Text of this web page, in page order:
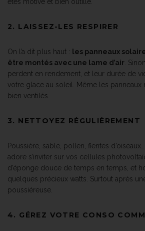
êtes motivé et bien outillé.
2. LAISSEZ-LES RESPIRER
On l’a dit plus haut : les panneaux
être montés avec une lame d’air.
perdent en rendement, et leur durée de
votre glace au soleil. Même les panneaux
bien ventilés.
3. NETTOYEZ RÉGULIÈREMENT
Poussière, sable, pollen, fientes
adore s’inviter sur vos cellules
d’éponge douce de temps en temps, et
quelques précieux watts. Surtout après
poussiéreuse.
4. GÉREZ VOTRE CONSO